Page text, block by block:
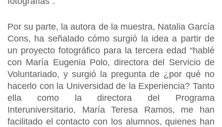
Por su parte, la autora de la muestra, Natalia García
Cons, ha señalado cómo surgió la idea a partir de
un proyecto fotográfico para la tercera edad “hablé
con María Eugenia Polo, directora del Servicio de
Voluntariado, y surgió la pregunta de ¿por qué no
hacerlo con la Universidad de la Experiencia? Tanto
ella como la directora del Programa
Interuniversitario, María Teresa Ramos, me han
facilitado el contacto con los alumnos, quienes han